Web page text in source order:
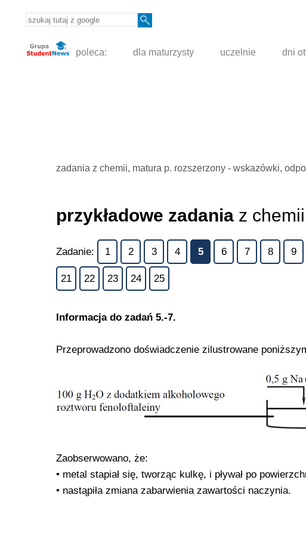
poleca: dla maturzysty uczelnie dni
zadania z chemii, matura p. rozszerzony - wskazówki,
przykładowe zadania z chemii
Zadanie: 1 2 3 4 5 6 7 8 9
21 22 23 24 25
Informacja do zadań 5.-7.
Przeprowadzono doświadczenie zilustrowane
Zaobserwowano, że:
• metal stapiał się, tworząc kulkę, i pływał po
• nastąpiła zmiana zabarwienia zawartości naczynia.